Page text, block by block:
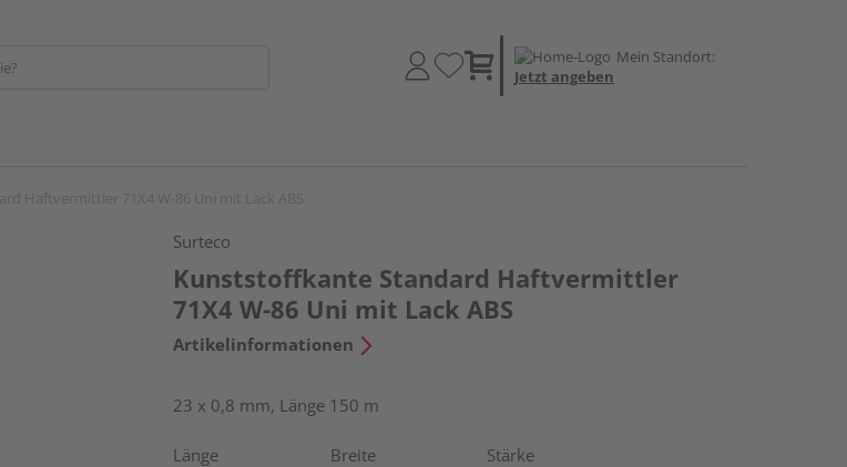
Mein Standort:
Jetzt angeben
Surteco
Kunststoffkante Standard Haftvermittler
71X4 W-86 Uni mit Lack ABS
Artikelinformationen
23 x 0,8 mm, Länge 150 m
Länge Breite Stärke